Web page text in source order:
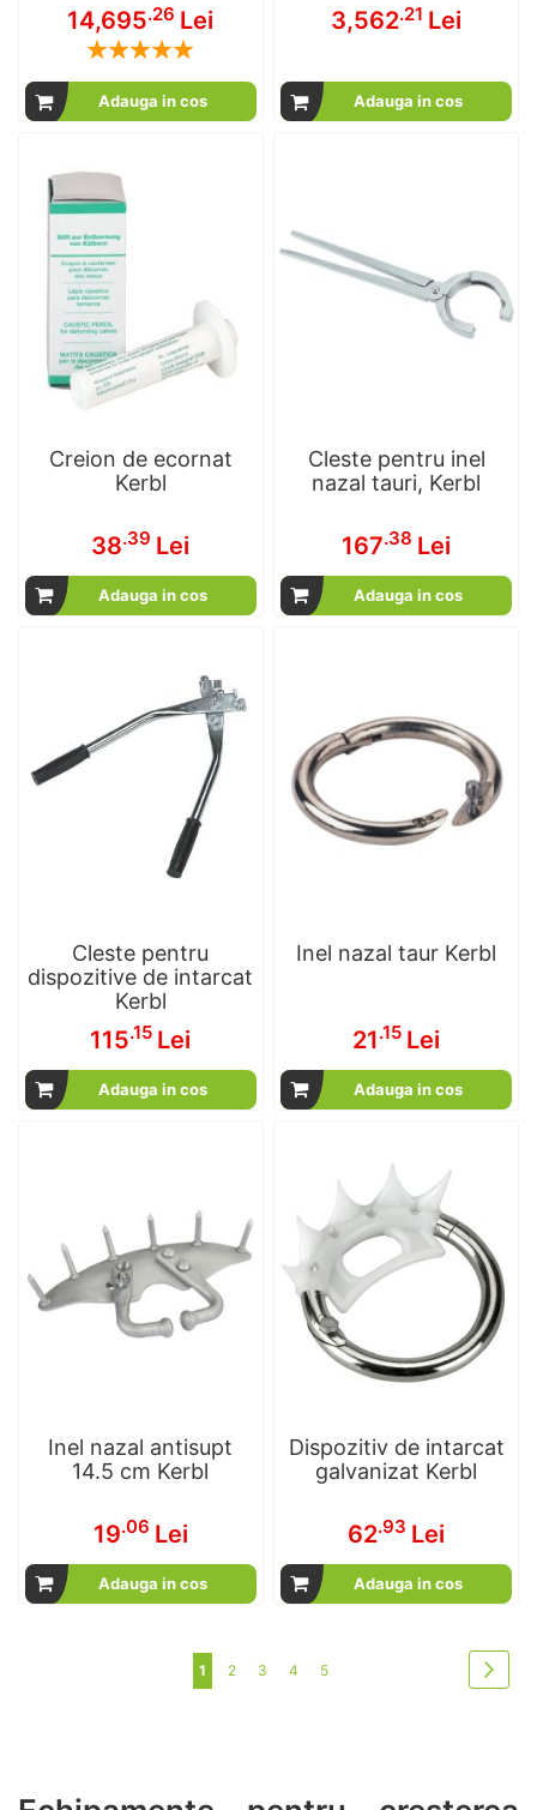
14,695.26 Lei
Rating:
Adauga in cos
3,562.21 Lei
Adauga in cos
Creion de ecornat
Kerbl
38.39 Lei
Adauga in cos
Cleste pentru inel
nazal tauri, Kerbl
167.38 Lei
Adauga in cos
Cleste pentru
dispozitive de intarcat
Kerbl
115.15 Lei
Adauga in cos
Inel nazal taur Kerbl
21.15 Lei
Adauga in cos
Inel nazal antisupt
14.5 cm Kerbl
19.06 Lei
Adauga in cos
Dispozitiv de intarcat
galvanizat Kerbl
62.93 Lei
Adauga in cos
in acest moment cititi pagina
1 2 3 4 5